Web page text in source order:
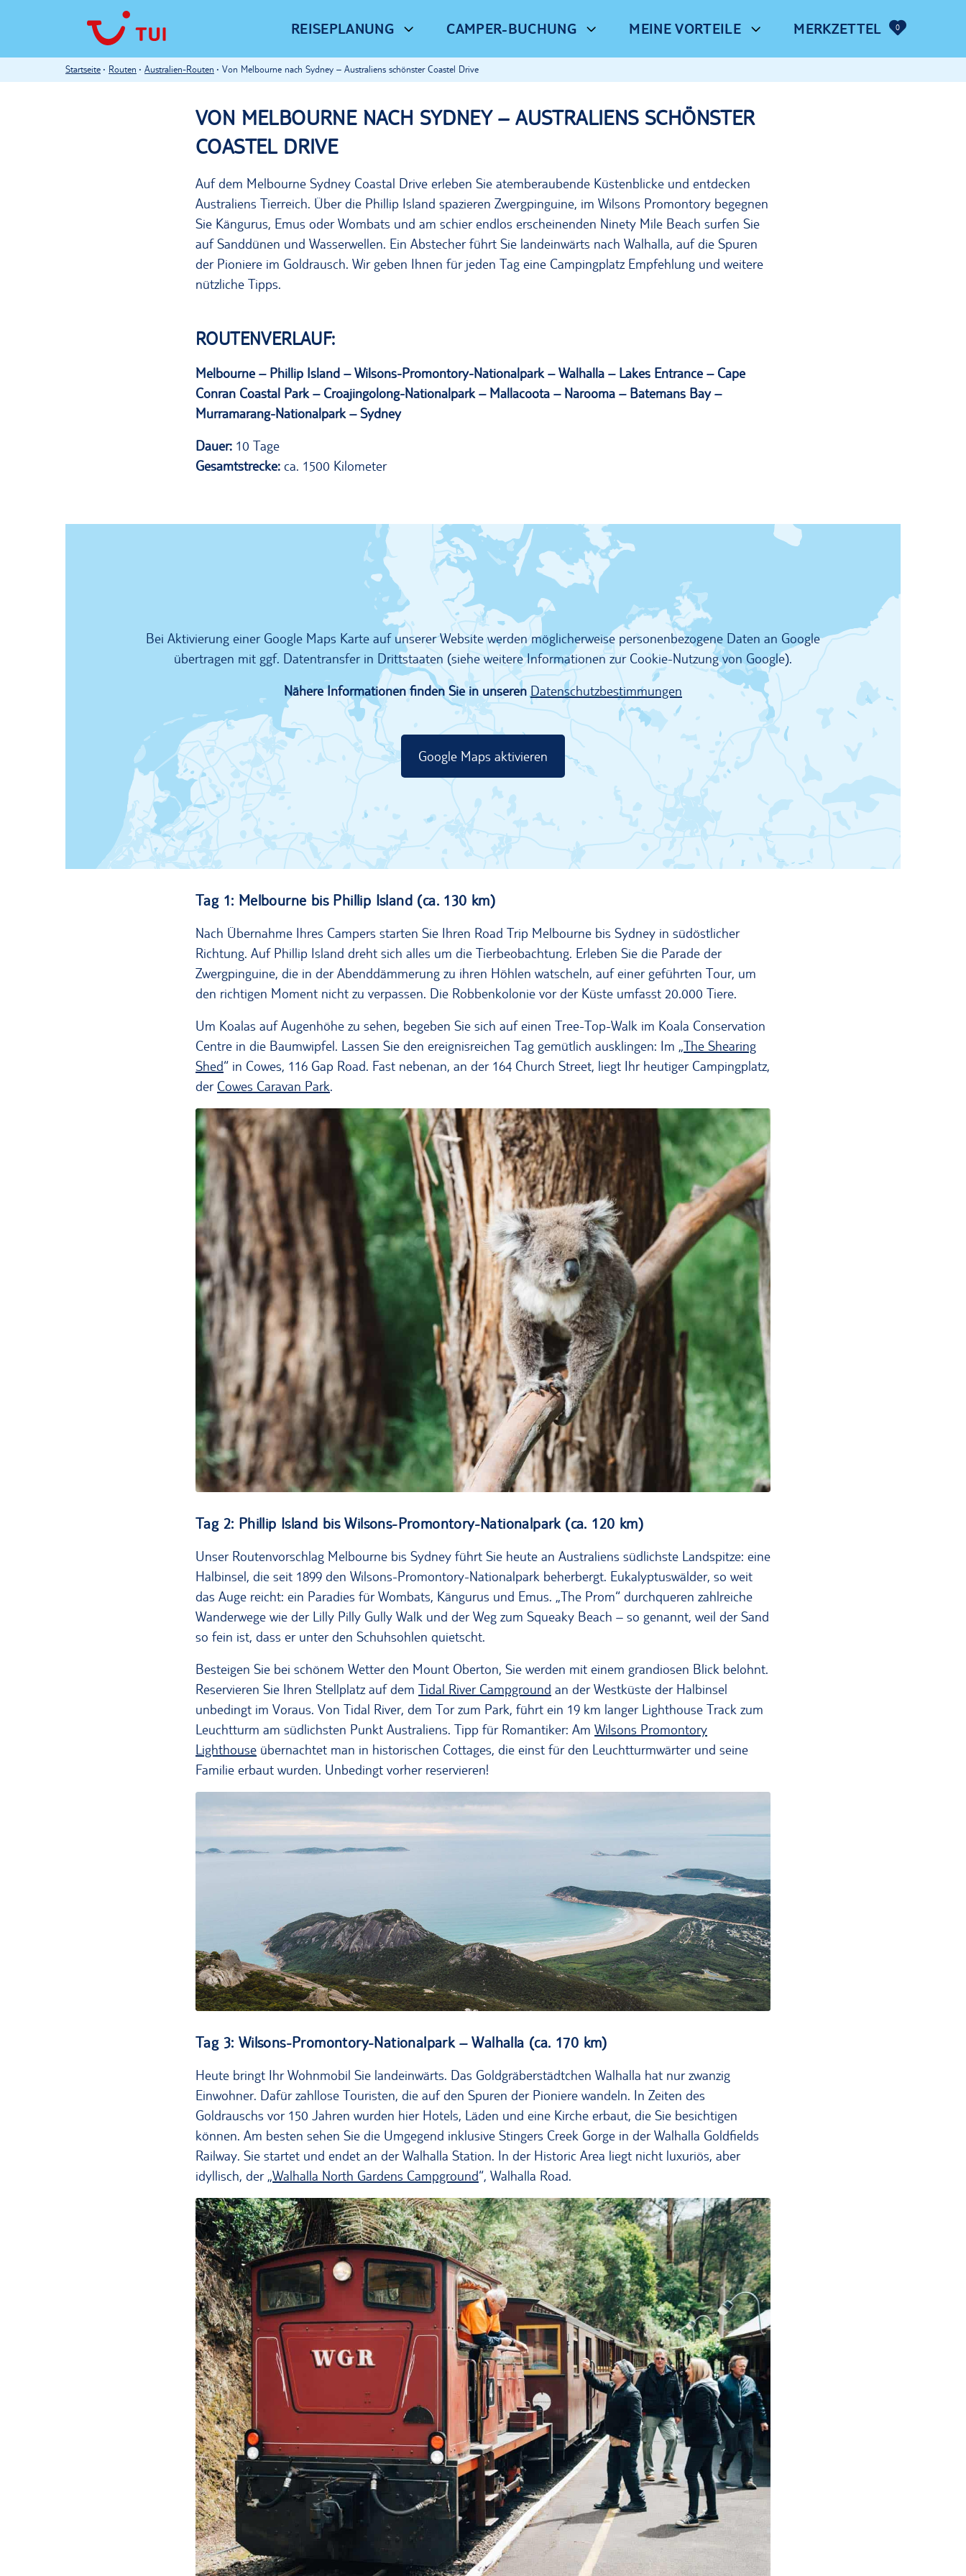
0
MERKZETTEL
REISEPLANUNG CAMPER-BUCHUNG MEINE VORTEILE
Startseite Routen Australien-Routen Von Melbourne nach Sydney – Australiens schönster Coastel Drive
VON MELBOURNE NACH SYDNEY – AUSTRALIENS SCHÖNSTER
COASTEL DRIVE
Auf dem Melbourne Sydney Coastal Drive erleben Sie atemberaubende Küstenblicke und entdecken
Australiens Tierreich. Über die Phillip Island spazieren Zwergpinguine, im Wilsons Promontory begegnen
Sie Kängurus, Emus oder Wombats und am schier endlos erscheinenden Ninety Mile Beach surfen Sie
auf Sanddünen und Wasserwellen. Ein Abstecher führt Sie landeinwärts nach Walhalla, auf die Spuren
der Pioniere im Goldrausch. Wir geben Ihnen für jeden Tag eine Campingplatz Empfehlung und weitere
nützliche Tipps.
ROUTENVERLAUF:
Melbourne – Phillip Island – Wilsons-Promontory-Nationalpark – Walhalla – Lakes Entrance – Cape
Conran Coastal Park – Croajingolong-Nationalpark – Mallacoota – Narooma – Batemans Bay –
Murramarang-Nationalpark – Sydney
Dauer: 10 Tage
Gesamtstrecke: ca. 1500 Kilometer
Bei Aktivierung einer Google Maps Karte auf unserer Website werden möglicherweise personenbezogene Daten an Google
übertragen mit ggf. Datentransfer in Drittstaaten (siehe weitere Informationen zur Cookie-Nutzung von Google).
Nähere Informationen finden Sie in unseren Datenschutzbestimmungen
Google Maps aktivieren
Tag 1: Melbourne bis Phillip Island (ca. 130 km)
Nach Übernahme Ihres Campers starten Sie Ihren Road Trip Melbourne bis Sydney in südöstlicher
Richtung. Auf Phillip Island dreht sich alles um die Tierbeobachtung. Erleben Sie die Parade der
Zwergpinguine, die in der Abenddämmerung zu ihren Höhlen watscheln, auf einer geführten Tour, um
den richtigen Moment nicht zu verpassen. Die Robbenkolonie vor der Küste umfasst 20.000 Tiere.
Um Koalas auf Augenhöhe zu sehen, begeben Sie sich auf einen Tree-Top-Walk im Koala Conservation
Centre in die Baumwipfel. Lassen Sie den ereignisreichen Tag gemütlich ausklingen: Im „The Shearing
Shed“ in Cowes, 116 Gap Road. Fast nebenan, an der 164 Church Street, liegt Ihr heutiger Campingplatz,
der Cowes Caravan Park.
Koala auf Phillip Island
Tag 2: Phillip Island bis Wilsons-Promontory-Nationalpark (ca. 120 km)
Unser Routenvorschlag Melbourne bis Sydney führt Sie heute an Australiens südlichste Landspitze: eine
Halbinsel, die seit 1899 den Wilsons-Promontory-Nationalpark beherbergt. Eukalyptuswälder, so weit
das Auge reicht: ein Paradies für Wombats, Kängurus und Emus. „The Prom“ durchqueren zahlreiche
Wanderwege wie der Lilly Pilly Gully Walk und der Weg zum Squeaky Beach – so genannt, weil der Sand
so fein ist, dass er unter den Schuhsohlen quietscht.
Besteigen Sie bei schönem Wetter den Mount Oberton, Sie werden mit einem grandiosen Blick belohnt.
Reservieren Sie Ihren Stellplatz auf dem Tidal River Campground an der Westküste der Halbinsel
unbedingt im Voraus. Von Tidal River, dem Tor zum Park, führt ein 19 km langer Lighthouse Track zum
Leuchtturm am südlichsten Punkt Australiens. Tipp für Romantiker: Am Wilsons Promontory
Lighthouse übernachtet man in historischen Cottages, die einst für den Leuchtturmwärter und seine
Familie erbaut wurden. Unbedingt vorher reservieren!
Blick über den Wilsons Promontory Nationalpark
Tag 3: Wilsons-Promontory-Nationalpark – Walhalla (ca. 170 km)
Heute bringt Ihr Wohnmobil Sie landeinwärts. Das Goldgräberstädtchen Walhalla hat nur zwanzig
Einwohner. Dafür zahllose Touristen, die auf den Spuren der Pioniere wandeln. In Zeiten des
Goldrauschs vor 150 Jahren wurden hier Hotels, Läden und eine Kirche erbaut, die Sie besichtigen
können. Am besten sehen Sie die Umgegend inklusive Stingers Creek Gorge in der Walhalla Goldfields
Railway. Sie startet und endet an der Walhalla Station. In der Historic Area liegt nicht luxuriös, aber
idyllisch, der „Walhalla North Gardens Campground“, Walhalla Road.
Die Walhalla Goldfields Railway